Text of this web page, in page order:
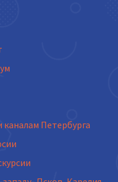
каналам Петербурга